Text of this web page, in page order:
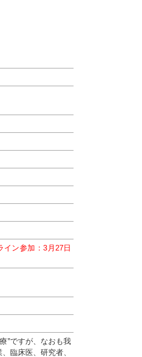
イン参加：3月27日
”ですが、なおも我
臨床医、研究者、